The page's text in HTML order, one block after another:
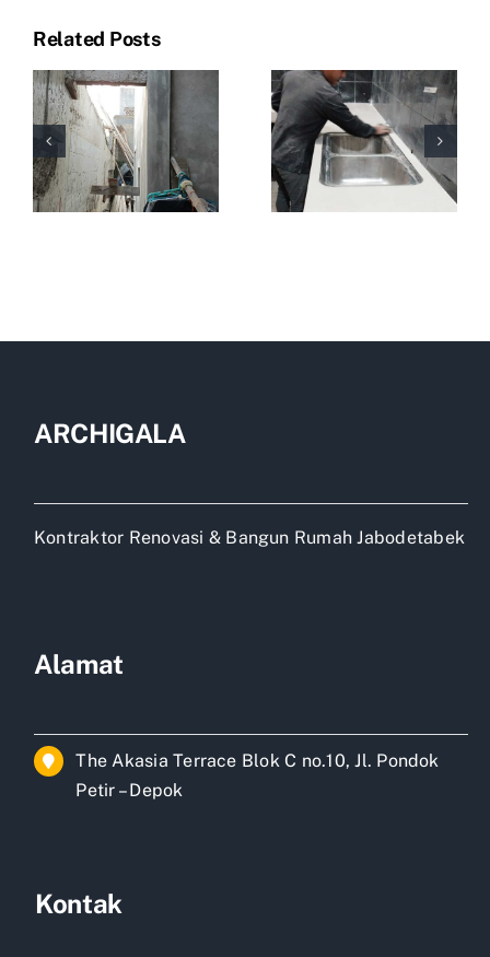
Related Posts
ARCHIGALA
Kontraktor Renovasi & Bangun Rumah Jabodetabek
Alamat
The Akasia Terrace Blok C no.10, Jl. Pondok
Petir – Depok
Kontak